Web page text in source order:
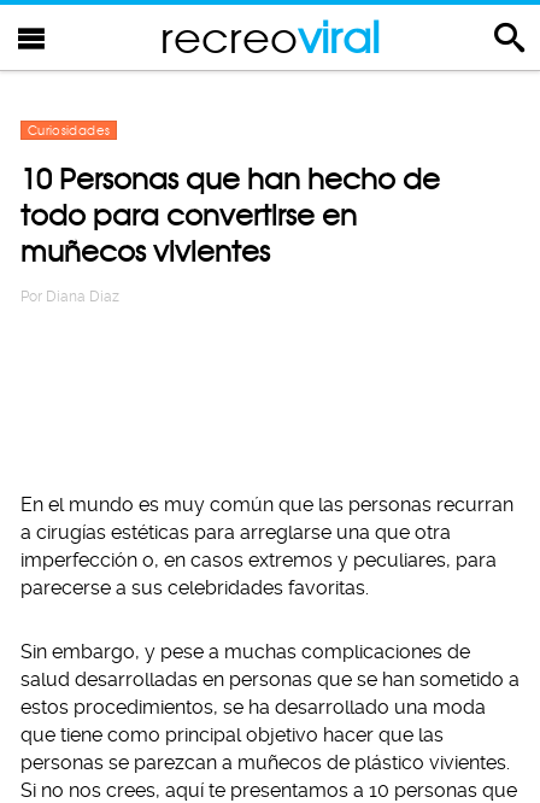
recreoviral
Curiosidades
10 Personas que han hecho de
todo para convertirse en
muñecos vivientes
Por Diana Diaz
En el mundo es muy común que las personas recurran
a cirugías estéticas para arreglarse una que otra
imperfección o, en casos extremos y peculiares, para
parecerse a sus celebridades favoritas.
Sin embargo, y pese a muchas complicaciones de
salud desarrolladas en personas que se han sometido a
estos procedimientos, se ha desarrollado una moda
que tiene como principal objetivo hacer que las
personas se parezcan a muñecos de plástico vivientes.
Si no nos crees, aquí te presentamos a 10 personas que